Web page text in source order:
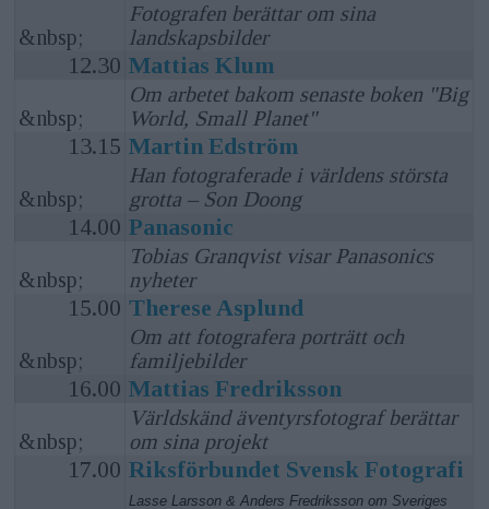
&nbsp;
Fotografen berättar om sina
landskapsbilder
12.30 Mattias Klum
&nbsp;
Om arbetet bakom senaste boken "Big
World, Small Planet"
13.15 Martin Edström
&nbsp;
Han fotograferade i världens största
grotta – Son Doong
14.00 Panasonic
&nbsp;
Tobias Granqvist visar Panasonics
nyheter
15.00 Therese Asplund
&nbsp;
Om att fotografera porträtt och
familjebilder
16.00 Mattias Fredriksson
&nbsp;
Världskänd äventyrsfotograf berättar
om sina projekt
17.00 Riksförbundet Svensk Fotografi
Lasse Larsson & Anders Fredriksson om Sveriges